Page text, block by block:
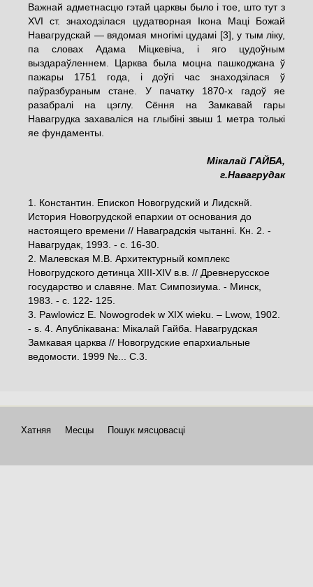
Важнай адметнасцю гэтай царквы было і тое, што тут з
ХVІ ст. знаходзілася цудатворная Ікона Маці Божай
Навагрудскай — вядомая многімі цудамі [3] , у тым ліку,
па словах Адама Міцкевіча, і яго цудоўным
выздараўленнем. Царква была моцна пашкоджана ў
пажары 1751 года, і доўгі час знаходзілася ў
паўразбураным стане. У пачатку 1870-х гадоў яе
разабралі на цэглу. Сёння на Замкавай гары
Навагрудка захаваліся на глыбіні звыш 1 метра толькі
яе фундаменты.
Мікалай ГАЙБА,
г.Навагрудак
1. Константин. Епископ Новогрудский и Лидскнй.
История Новогрудской епархии от основания до
настоящего времени // Наваградскія чытанні. Кн. 2. -
Навагрудак, 1993. - с. 16-30.
2. Малевская М.В. Архитектурный комплекс
Новогрудского детинца XIII-ХІV в.в. // Древнерусское
государство и славяне. Мат. Симпозиума. - Минск,
1983. - с. 122- 125.
3. Pawlowicz E. Nowogrodek w XIX wieku. – Lwow, 1902.
- s. 4. Апублікавана: Мікалай Гайба. Навагрудская
Замкавая царква // Новогрудские епархиальные
ведомости. 1999 №... С.3.
Хатняя Месцы Пошук мясцовасці